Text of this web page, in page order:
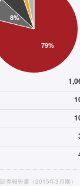
券報告書（2015年3月期）